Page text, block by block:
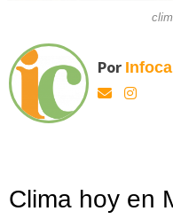
Por
Clima hoy en